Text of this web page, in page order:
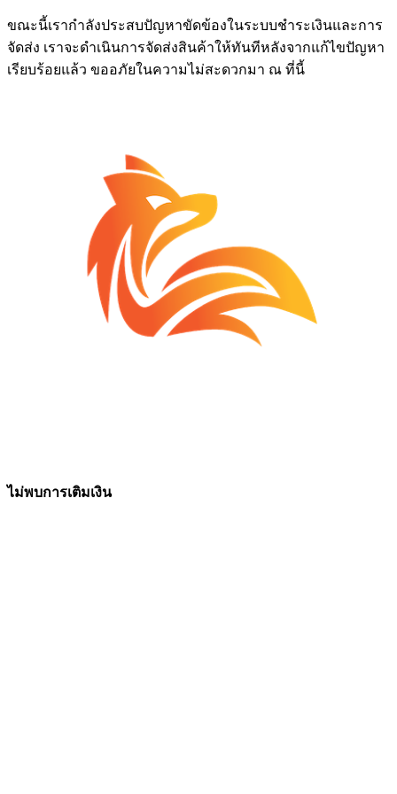
ขณะนี้เรากำลังประสบปัญหาขัดข้องในระบบชำระเงินและการ
จัดส่ง เราจะดำเนินการจัดส่งสินค้าให้ทันทีหลังจากแก้ไขปัญหา
เรียบร้อยแล้ว ขออภัยในความไม่สะดวกมา ณ ที่นี้
ไม่พบการเติมเงิน